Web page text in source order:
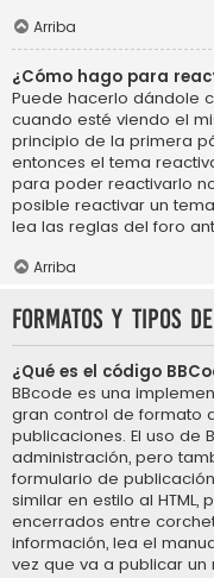
Arriba
¿Cómo hago para
Puede hacerlo dándole
cuando esté viendo el
principio de la primera
entonces el tema
para poder reactivarlo
posible reactivar un
lea las reglas del foro
Arriba
Formatos y tipos
¿Qué es el código
BBcode es una
gran control de formato
publicaciones. El uso de
administración, pero
formulario de
similar en estilo al
encerrados entre
información, lea el
vez que va a publicar un